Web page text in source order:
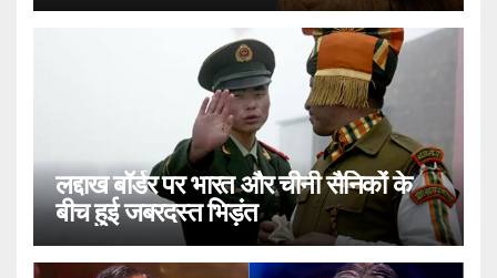
लद्दाख बॉर्डर पर भारत और चीनी सैनिकों के
बीच हुई जबरदस्त भिड़ंत